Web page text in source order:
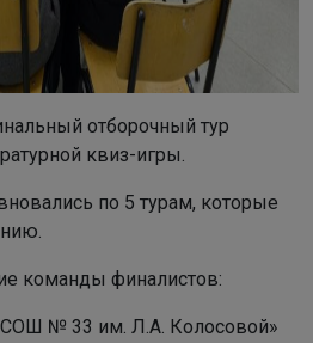
отборочный тур
квиз-игры.
по 5 турам, которые
команды финалистов:
№ 33 им. Л.А. Колосовой»